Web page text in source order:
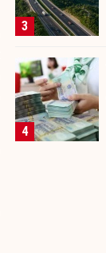
3
4